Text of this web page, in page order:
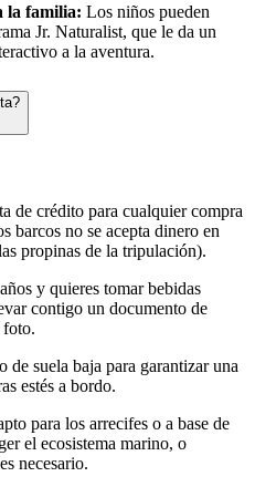
la familia: Los niños pueden
Jr. Naturalist, que le da un
a la aventura.
de crédito para cualquier compra
barcos no se acepta dinero en
propinas de la tripulación).
y quieres tomar bebidas
contigo un documento de
de suela baja para garantizar una
estés a bordo.
para los arrecifes o a base de
el ecosistema marino, o
necesario.